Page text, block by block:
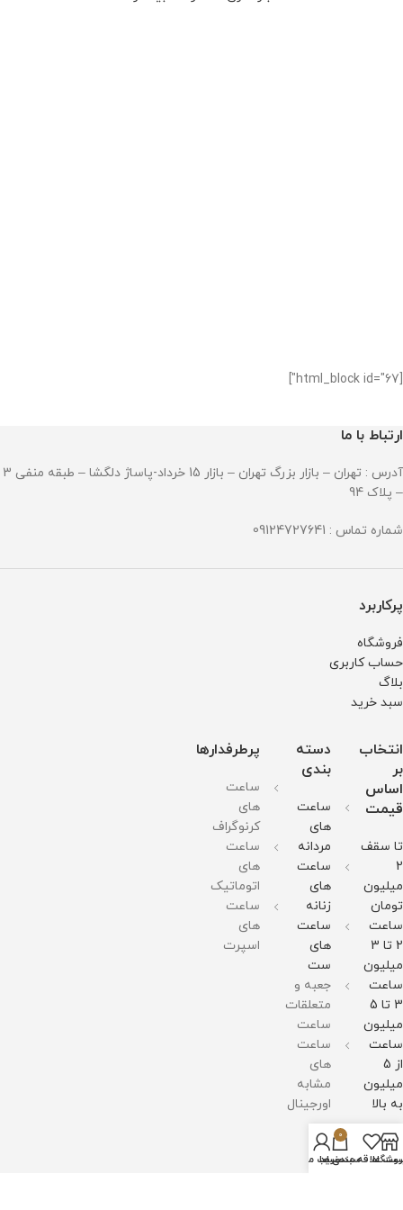
[html_block id="67"]
ارتباط با ما
آدرس : تهران – بازار بزرگ تهران – بازار 15 خرداد-پاساژ دلگشا – طبقه منفی 3
– پلاک 94
شماره تماس : 09124727641
پرکاربرد
فروشگاه
حساب کاربری
بلاگ
سبد خرید
انتخاب
بر
اساس
قیمت
تا سقف
2
میلیون
تومان
ساعت
2 تا 3
میلیون
ساعت
3 تا 5
میلیون
ساعت
از 5
میلیون
به بالا
دسته
بندی
ساعت
های
مردانه
ساعت
های
زنانه
ساعت
های
ست
جعبه و
متعلقات
ساعت
ساعت
های
مشابه
اورجینال
پرطرفدارها
ساعت
های
کرنوگراف
ساعت
های
اتوماتیک
ساعت
های
اسپرت
علاقه مندی ها
0
سبد خرید
حساب من